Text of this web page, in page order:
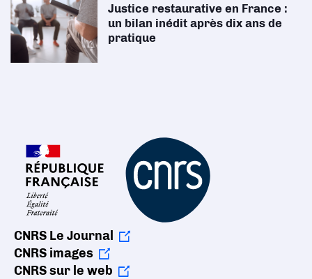
Justice restaurative en France :
un bilan inédit après dix ans de
pratique
CNRS Le Journal
CNRS images
CNRS sur le web